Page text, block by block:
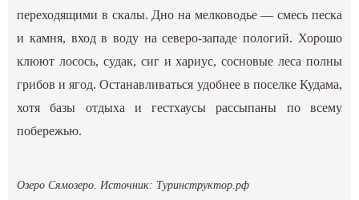
переходящими в скалы. Дно на мелководье — смесь песка
и камня, вход в воду на северо-западе пологий. Хорошо
клюют лосось, судак, сиг и хариус, сосновые леса полны
грибов и ягод. Останавливаться удобнее в поселке Кудама,
хотя базы отдыха и гестхаусы рассыпаны по всему
побережью.
Озеро Сямозеро. Источник: Туринструктор.рф